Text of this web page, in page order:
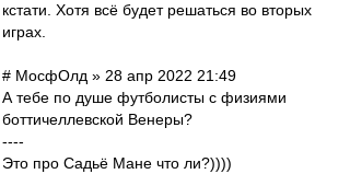
кстати. Хотя всё будет решаться во вторых
играх.
# МосфОлд » 28 апр 2022 21:49
А тебе по душе футболисты с физиями
боттичеллевской Венеры?
----
Это про Садьё Мане что ли?))))